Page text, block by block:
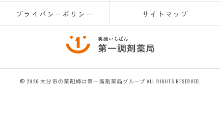
プライバシーポリシー サイトマップ
© 2026 大分市の薬剤師は第一調剤薬局グループ ALL RIGHTS RESERVED.